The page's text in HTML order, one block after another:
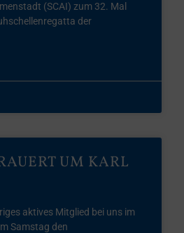
(SCAI) zum 32. Mal
der
UM KARL
aktives Mitglied bei uns im
Samstag den